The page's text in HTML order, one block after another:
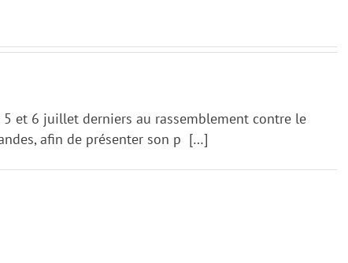
et 6 juillet derniers au rassemblement contre le
afin de présenter son p […]